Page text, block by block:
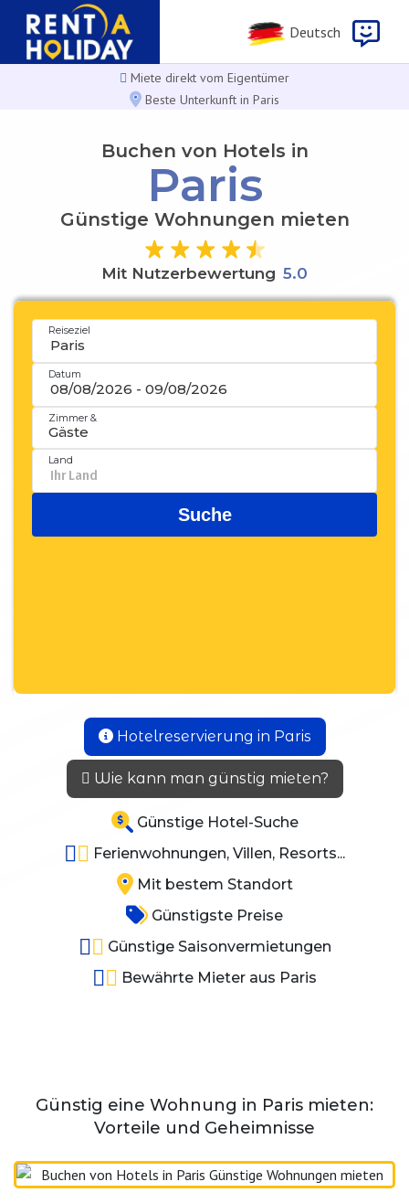
Deutsch
Miete direkt vom Eigentümer
Beste Unterkunft in Paris
Buchen von Hotels in
Paris
Günstige Wohnungen mieten
Mit Nutzerbewertung 5.0
Hotelreservierung in Paris
Wie kann man günstig mieten?
Günstige Hotel-Suche
Ferienwohnungen, Villen, Resorts...
Mit bestem Standort
Günstigste Preise
Günstige Saisonvermietungen
Bewährte Mieter aus Paris
Günstig eine Wohnung in Paris mieten:
Vorteile und Geheimnisse